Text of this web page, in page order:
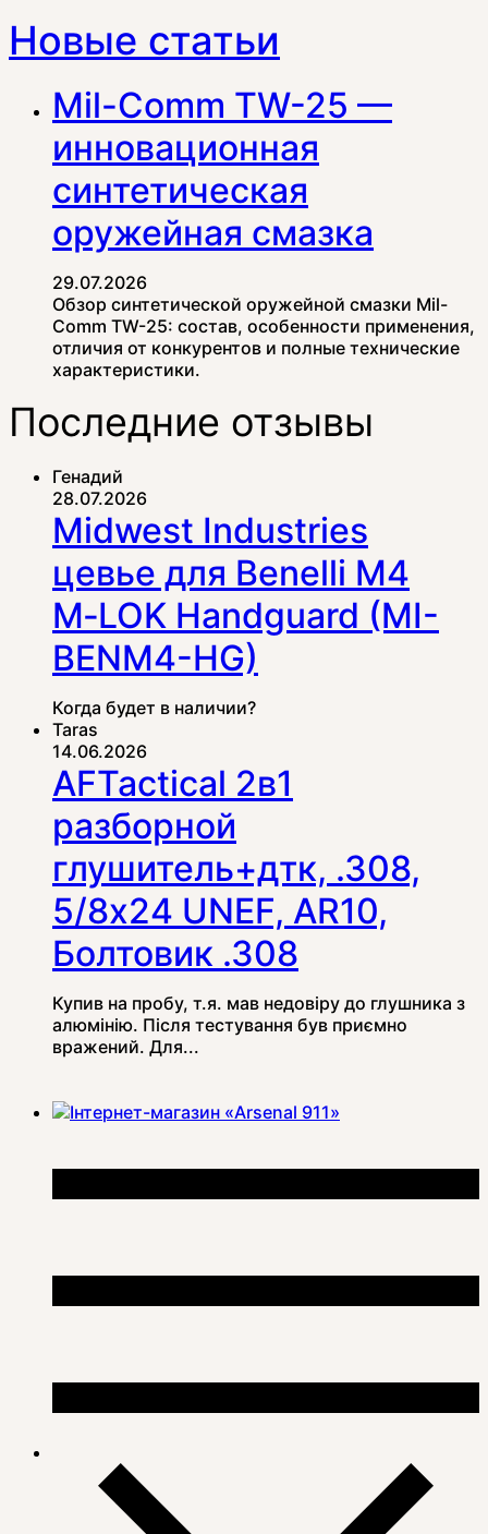
Новые статьи
Mil-Comm TW-25 —
инновационная
синтетическая
оружейная смазка
29.07.2026
Обзор синтетической оружейной смазки Mil-
Comm TW-25: состав, особенности применения,
отличия от конкурентов и полные технические
характеристики.
Последние отзывы
Генадий
28.07.2026
Midwest Industries
цевье для Benelli M4
M‑LOK Handguard (MI-
BENM4-HG)
Когда будет в наличии?
Taras
14.06.2026
AFTactical 2в1
разборной
глушитель+дтк, .308,
5/8x24 UNEF, AR10,
Болтовик .308
Купив на пробу, т.я. мав недовіру до глушника з
алюмінію. Після тестування був приємно
вражений. Для...